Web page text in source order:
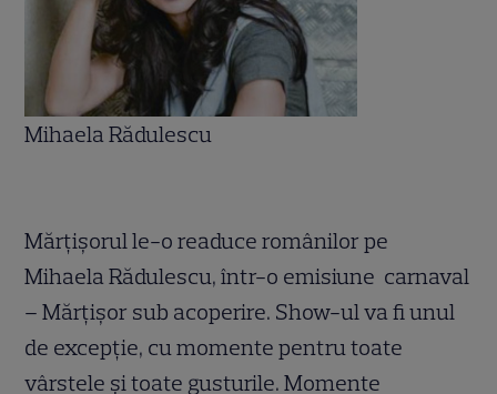
Mihaela Rădulescu
Mărţişorul le-o readuce românilor pe
Mihaela Rădulescu, într-o emisiune carnaval
– Mărţişor sub acoperire. Show-ul va fi unul
de excepţie, cu momente pentru toate
vârstele şi toate gusturile. Momente